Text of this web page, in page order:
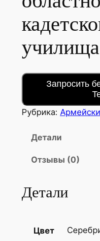
училища
Запросить
Рубрика:
Детали
Отзывы (0)
Детали
Цвет